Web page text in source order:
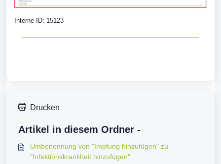
Interne ID: 15123
Drucken
Artikel in diesem Ordner -
Umbenennung von "Impfung hinzufügen" zu
"Infektionskrankheit hinzufügen"